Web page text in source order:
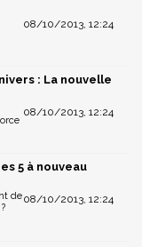
08/10/2013, 12:24
: La nouvelle
08/10/2013, 12:24
5 à nouveau
08/10/2013, 12:24
de